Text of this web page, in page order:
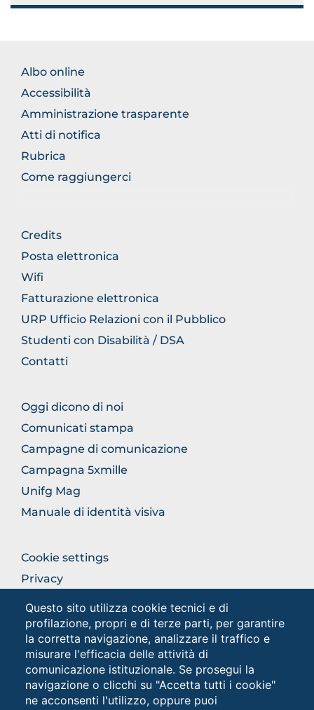
Questo sito utilizza cookie tecnici e di
profilazione, propri e di terze parti, per garantire
la corretta navigazione, analizzare il traffico e
misurare l'efficacia delle attività di
comunicazione istituzionale. Se prosegui la
navigazione o clicchi su "Accetta tutti i cookie"
ne acconsenti l'utilizzo, oppure puoi
FOOTER
NORMATIVA
Albo online
Accessibilità
Amministrazione trasparente
Atti di notifica
Rubrica
Come raggiungerci
FOOTER
GENERICO
Credits
Posta elettronica
Wifi
Fatturazione elettronica
URP Ufficio Relazioni con il Pubblico
Studenti con Disabilità / DSA
Contatti
FOOTER
COMUNICAZIONE
Oggi dicono di noi
Comunicati stampa
Campagne di comunicazione
Campagna 5xmille
Unifg Mag
Manuale di identità visiva
FOOTER
COLONNA
DESTRA
Cookie settings
Privacy
Social